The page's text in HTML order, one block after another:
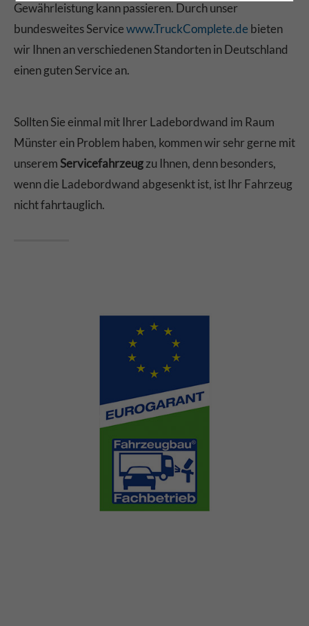
Gewährleistung kann passieren. Durch unser
bundesweites Servicewww.TruckComplete.de bieten
wir Ihnen an verschiedenen Standorten in Deutschland
einen guten Service an.
Sollten Sie einmal mit Ihrer Ladebordwand im Raum
Münster ein Problem haben, kommen wir sehr gerne mit
unserem Servicefahrzeugzu Ihnen, denn besonders,
wenn die Ladebordwand abgesenkt ist, ist Ihr Fahrzeug
nicht fahrtauglich.